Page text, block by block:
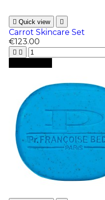
 Quick view 
Carrot Skincare Set
€123.00
 